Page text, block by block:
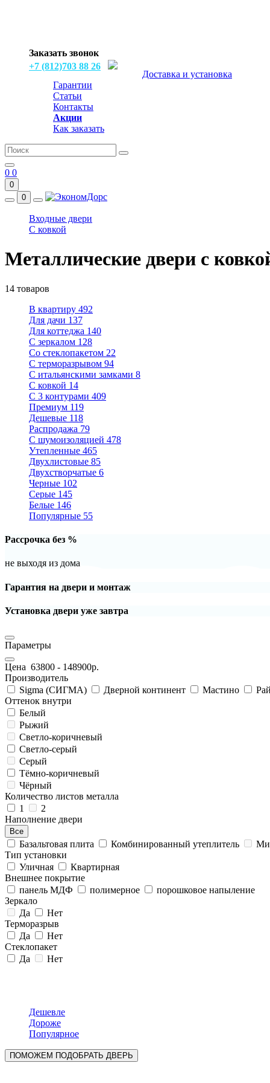
Заказать звонок
+7 (812)703 88 26
Доставка и установка
Гарантии
Статьи
Контакты
Акции
Как заказать
0 0
0
0
Входные двери
С ковкой
Металлические двери с
14 товаров
В квартиру 492
Для дачи 137
Для коттеджа 140
С зеркалом 128
Со стеклопакетом 22
С терморазрывом 94
С итальянскими замками 8
С ковкой 14
С 3 контурами 409
Премиум 119
Дешевые 118
Распродажа 79
С шумоизоляцией 478
Утепленные 465
Двухлистовые 85
Двухстворчатые 6
Черные 102
Серые 145
Белые 146
Популярные 55
Рассрочка без %
не выходя из дома
Гарантия на двери и монтаж
Установка двери уже завтра
Параметры
Цена 63800 - 148900р.
Производитель
Sigma (СИГМА)
Дверной континент Мастино
Оттенок внутри
Белый
Рыжий
Светло-коричневый
Светло-серый
Серый
Тёмно-коричневый
Чёрный
Количество листов металла
1
2
Наполнение двери
Все
Базальтовая плита Комбинированный утеплитель
Тип установки
Уличная
Квартирная
Внешнее покрытие
панель МДФ
полимерное
порошковое напыление
Зеркало
Да
Нет
Терморазрыв
Да
Нет
Стеклопакет
Да
Нет
Дешевле
Дороже
Популярное
ПОМОЖЕМ ПОДОБРАТЬ ДВЕРЬ